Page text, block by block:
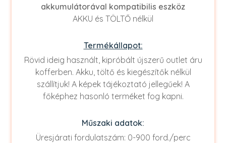
akkumulátorával kompatibilis eszköz
AKKU és TÖLTŐ nélkül
Termékállapot:
Rövid ideig használt, kipróbált újszerű outlet áru
kofferben. Akku, töltő és kiegészítők nélkül
szállítjuk! A képek tájékoztató jellegűek! A
főképhez hasonló terméket fog kapni.
Műszaki adatok:
Üresjárati fordulatszám: 0-900 ford./perc